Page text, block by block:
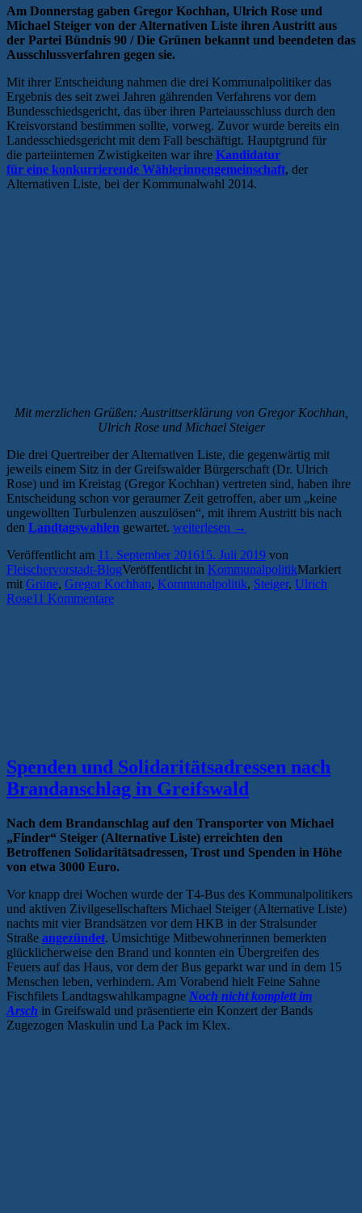
Gegendemonstranten“
Am Donnerstag gaben Gregor Kochhan, Ulrich Rose und
Michael Steiger von der Alternativen Liste ihren Austritt aus
der Partei Bündnis 90 / Die Grünen bekannt und beendeten das
Ausschlussverfahren gegen sie.
Mit ihrer Entscheidung nahmen die drei Kommunalpolitiker das
Ergebnis des seit zwei Jahren gährenden Verfahrens vor dem
Bundesschiedsgericht, das über ihren Parteiausschluss durch den
Kreisvorstand bestimmen sollte, vorweg. Zuvor wurde bereits ein
Landesschiedsgericht mit dem Fall beschäftigt. Hauptgrund für
die parteiinternen Zwistigkeiten war ihre Kandidatur
für eine konkurrierende Wählerinnengemeinschaft, der
Alternativen Liste, bei der Kommunalwahl 2014.
Mit merzlichen Grüßen: Austrittserklärung von Gregor Kochhan,
Ulrich Rose und Michael Steiger
Die drei Quertreiber der Alternativen Liste, die gegenwärtig mit
jeweils einem Sitz in der Greifswalder Bürgerschaft (Dr. Ulrich
Rose) und im Kreistag (Gregor Kochhan) vertreten sind, haben ihre
Entscheidung schon vor geraumer Zeit getroffen, aber um „keine
ungewollten Turbulenzen auszulösen“, mit ihrem Austritt bis nach
den Landtagswahlen gewartet. „Ausgemeutert:
Quertreiber
verlassen
endgültig
weiterlesen →
Veröffentlicht am 11. September 201615. Juli 2019 von
Fleischervorstadt-BlogVeröffentlicht in KommunalpolitikMarkiert
mit Grüne, Gregor Kochhan, Kommunalpolitik, Steiger, Ulrich
Rose11 Kommentare
Spenden und Solidaritätsadressen nach
Brandanschlag in Greifswald
Nach dem Brandanschlag auf den Transporter von Michael
„Finder“ Steiger (Alternative Liste) erreichten den
Betroffenen Solidaritätsadressen, Trost und Spenden in Höhe
von etwa 3000 Euro.
Vor knapp drei Wochen wurde der T4-Bus des Kommunalpolitikers
und aktiven Zivilgesellschafters Michael Steiger (Alternative Liste)
nachts mit vier Brandsätzen vor dem HKB in der Stralsunder
Straße angezündet. Umsichtige Mitbewohnerinnen bemerkten
glücklicherweise den Brand und konnten ein Übergreifen des
Feuers auf das Haus, vor dem der Bus geparkt war und in dem 15
Menschen leben, verhindern. Am Vorabend hielt Feine Sahne
Fischfilets Landtagswahlkampagne Noch nicht komplett im
Arsch in Greifswald und präsentierte ein Konzert der Bands
Zugezogen Maskulin und La Pack im Klex.